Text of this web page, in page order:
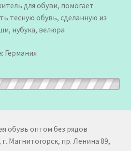
для обуви, помогает
тесную обувь, сделанную из
нубука, велюра
Германия
обувь оптом без рядов
Магнитогорск, пр. Ленина 89,